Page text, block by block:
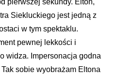
Siekluckiego jest jedną z
w tym spektaklu.
pewnej lekkości i
widza. Impersonacja godna
sobie wyobrażam Eltona